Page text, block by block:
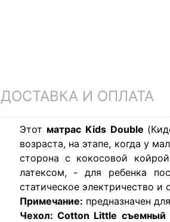
ДОСТАВКА И ОПЛАТА
Этот матрас Kids Double
возраста, на этапе, когда у
сторона с кокосовой
латексом, - для ребенка
статическое электричество
Примечание: предназначен
Чехол: Cotton Little съемный